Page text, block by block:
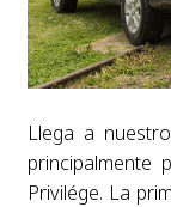
Llega a
principalmente
Privilége. La